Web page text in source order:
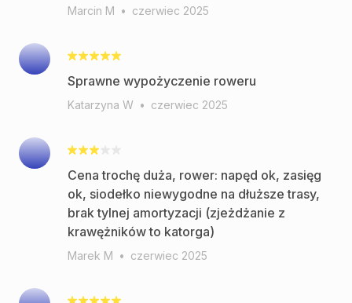
Marcin M • czerwiec 2025
Sprawne wypożyczenie roweru
Katarzyna W • czerwiec 2025
Cena trochę duża, rower: napęd ok, zasięg
ok, siodełko niewygodne na dłuższe trasy,
brak tylnej amortyzacji (zjeżdżanie z
krawężników to katorga)
Marek M • czerwiec 2025